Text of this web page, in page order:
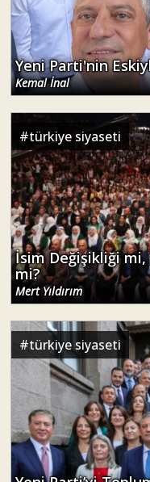
Yeni Parti'nin
Kemal İnal
#türkiye siyaseti
İsim Değişikliği
mi?
Mert Yıldırım
#türkiye siyaseti